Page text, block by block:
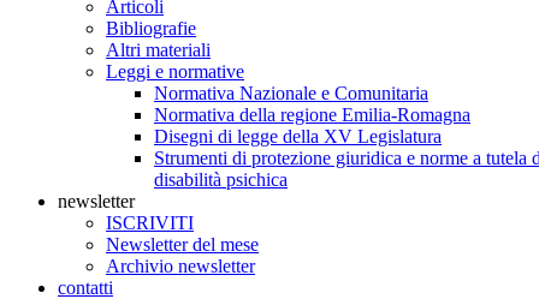
Articoli
Bibliografie
Altri materiali
Leggi e normative
Normativa Nazionale e Comunitaria
Normativa della regione Emilia-Romagna
Disegni di legge della XV Legislatura
Strumenti di protezione giuridica e norme a tutela
disabilità psichica
newsletter
ISCRIVITI
Newsletter del mese
Archivio newsletter
contatti